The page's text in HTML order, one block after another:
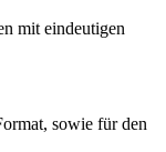
mit eindeutigen
sowie für den